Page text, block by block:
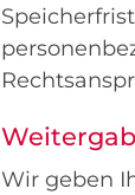
Wir geben